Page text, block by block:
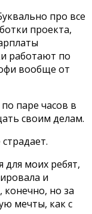
про все
проекта,
работают по
вообще от
паре часов в
своим делам.
для моих ребят,
и
но за
мечты, как с